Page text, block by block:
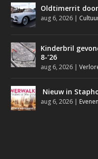
Oldtimerrit
aug 6, 2026 |
Kinderbril
8-’26
aug 6, 2026 |
Nieuw in
aug 6, 2026 |